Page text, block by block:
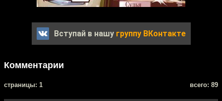
Вступай в нашу группу ВКонтакте
Комментарии
cтраницы: 1 всего: 89